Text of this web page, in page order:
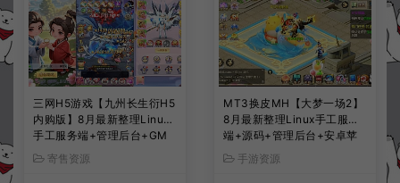
三网H5游戏【九州长生衍H5
内购版】8月最新整理Linux
手工服务端+管理后台+GM
授权后台+简易安卓客户端
+详细搭建教程+视频教程
寄售资源
MT3换皮MH【大梦一场2】
8月最新整理Linux手工服务
端+源码+管理后台+安卓苹
果双端+详细搭建教程+视频
教程
手游资源